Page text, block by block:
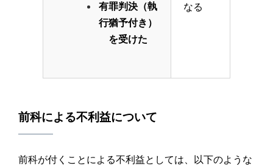
有罪判決（執
行猶予付き）
を受けた
なる
前科による不利益について
前科が付くことによる不利益としては、以下のような